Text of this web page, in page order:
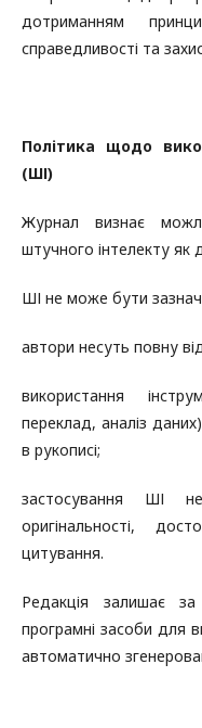
дотриманням
справедливості та
Політика щодо
(ШІ)
Журнал визнає
штучного інтелекту як
ШІ не може бути
автори несуть повну
використання
переклад, аналіз
в рукописі;
застосування ШІ
оригінальності,
цитування.
Редакція залишає
програмні засоби для
автоматично